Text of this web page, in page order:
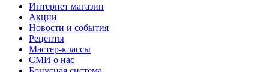
Интернет магазин
Акции
Новости и события
Рецепты
Мастер-классы
СМИ о нас